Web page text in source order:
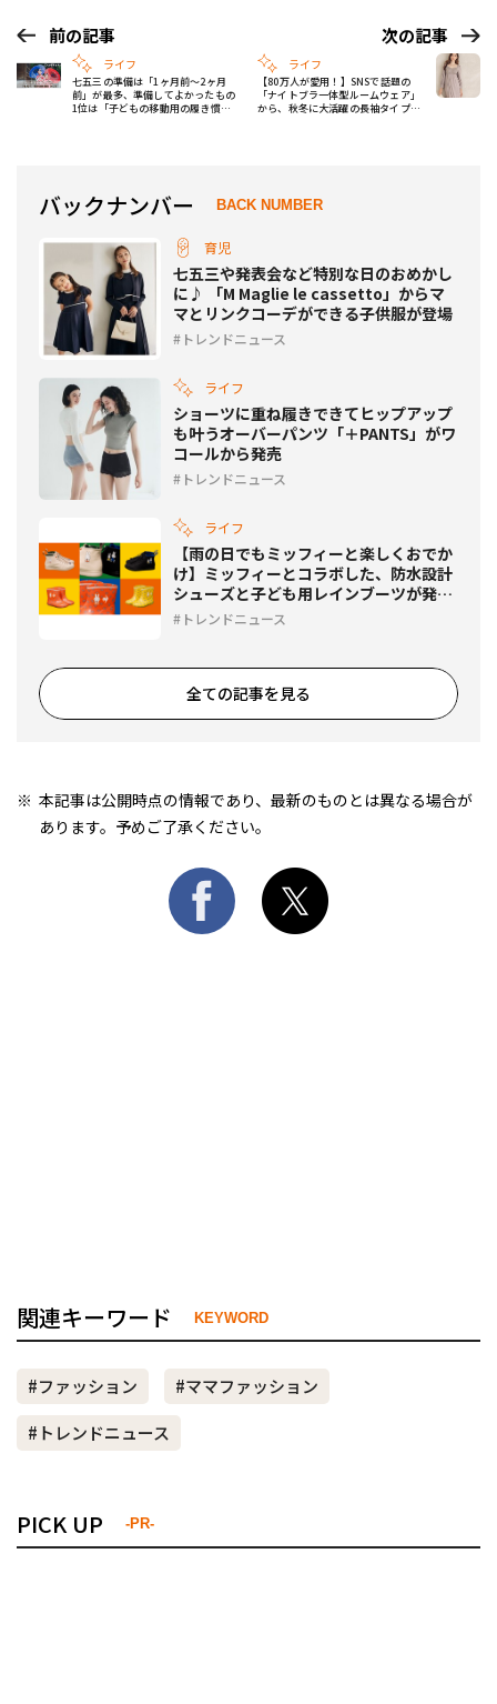
前の記事
ライフ
七五三の準備は「1ヶ月前～2ヶ月
前」が最多、準備してよかったもの
1位は「子どもの移動用の履き慣れ
次の記事
ライフ
【80万人が愛用！】SNSで話題の
「ナイトブラ一体型ルームウェア」
から、秋冬に大活躍の長袖タイプが
バックナンバー BACK NUMBER
育児
七五三や発表会など特別な日のおめかし
に♪ 「M Maglie le cassetto」からマ
マとリンクコーデができる子供服が登場
トレンドニュース
ライフ
ショーツに重ね履きできてヒップアップ
も叶うオーバーパンツ「＋PANTS」がワ
コールから発売
トレンドニュース
ライフ
【雨の日でもミッフィーと楽しくおでか
け】ミッフィーとコラボした、防水設計
シューズと子ども用レインブーツが発
売！トレンドニュース
全ての記事を見る
本記事は公開時点の情報であり、最新のものとは異なる場合が
あります。予めご了承ください。
関連キーワード KEYWORD
#ファッション
#ママファッション
#トレンドニュース
PICK UP -PR-